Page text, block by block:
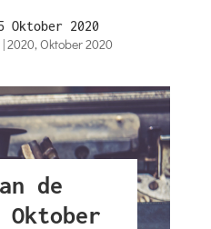
Oktober 2020
|2020,Oktober 2020
de
Oktober